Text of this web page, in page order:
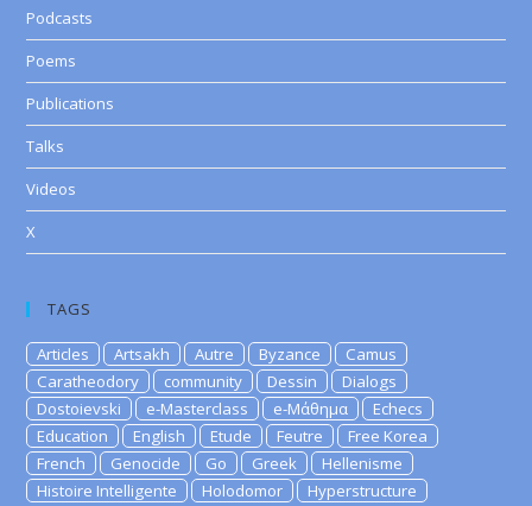
Podcasts
Poems
Publications
Talks
Videos
X
TAGS
Articles Artsakh Autre Byzance
Camus
Caratheodory
community Dessin
Dialogs
Dostoievski
e-Masterclass e-Μάθημα
Echecs
Education
English Etude Feutre
Free Korea
French
Genocide Go Greek
Hellenisme
Histoire Intelligente
Holodomor
Hyperstructure